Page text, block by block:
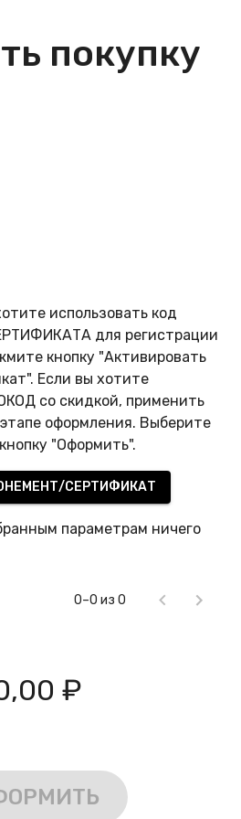
покупку
использовать код
для регистрации
кнопку "Активировать
Если вы хотите
со скидкой, применить
оформления. Выберите
"Оформить".
СЕРТИФИКАТ
параметрам ничего
0–0 из 0
₽